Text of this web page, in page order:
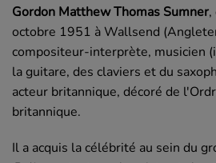
Gordon Matthew Thomas Sumner,
octobre 1951 à Wallsend
compositeur-interprète, musicien
la guitare, des claviers et du
acteur britannique, décoré de
britannique.
Il a acquis la célébrité au sein du